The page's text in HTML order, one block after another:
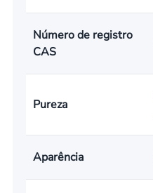
Número de registro
CAS
Pureza
Aparência